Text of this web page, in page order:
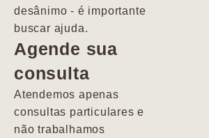
desânimo - é importante
buscar ajuda.
Agende sua
consulta
Atendemos apenas
consultas particulares e
não trabalhamos